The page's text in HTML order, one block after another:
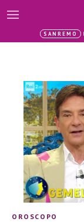
SANREMO
OROSCOPO